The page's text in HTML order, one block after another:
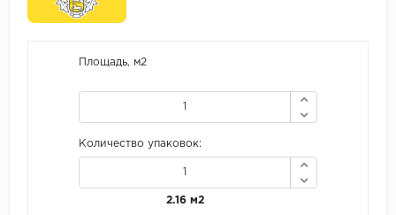
Площадь, м2
Количество упаковок:
2.16 м2